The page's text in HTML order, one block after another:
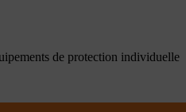
de protection individuelle